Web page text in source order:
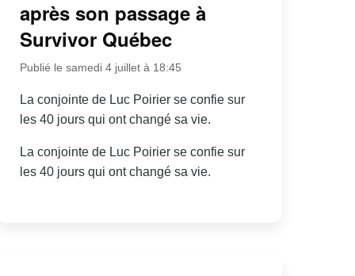
après son passage à
Survivor Québec
Publié le samedi 4 juillet à 18:45
La conjointe de Luc Poirier se confie sur
les 40 jours qui ont changé sa vie.
La conjointe de Luc Poirier se confie sur
les 40 jours qui ont changé sa vie.